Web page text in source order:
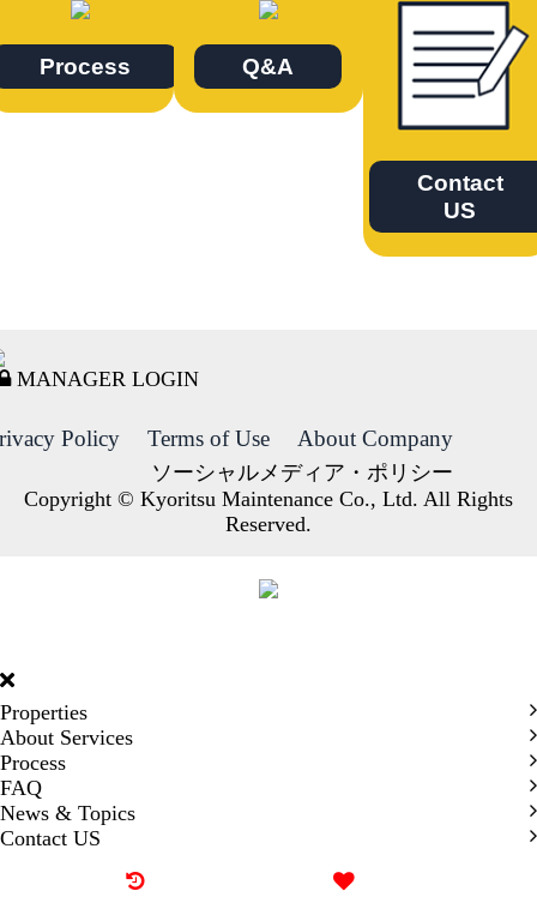
Process Q&A
Contact
US
MANAGER LOGIN
Policy Terms of Use About Company
ソーシャルメディア・ポリシー
Copyright © Kyoritsu Maintenance Co., Ltd. All Rights
Reserved.
Properties
About Services
Process
FAQ
News & Topics
Contact US